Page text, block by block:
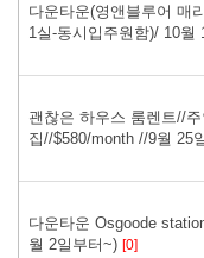
다운타운(영앤블루어 매
1실-동시입주원함)/ 10월
괜찮은 하우스 룸렌트//
집//$580/month //9월 25
다운타운 Osgoode
월 2일부터~) [0]